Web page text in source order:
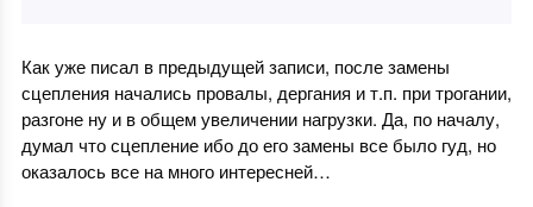
Как уже писал в предыдущей записи, после замены
сцепления начались провалы, дергания и т.п. при трогании,
разгоне ну и в общем увеличении нагрузки. Да, по началу,
думал что сцепление ибо до его замены все было гуд, но
оказалось все на много интересней…